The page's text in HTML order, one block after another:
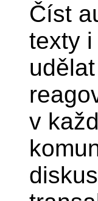
Číst
texty
v